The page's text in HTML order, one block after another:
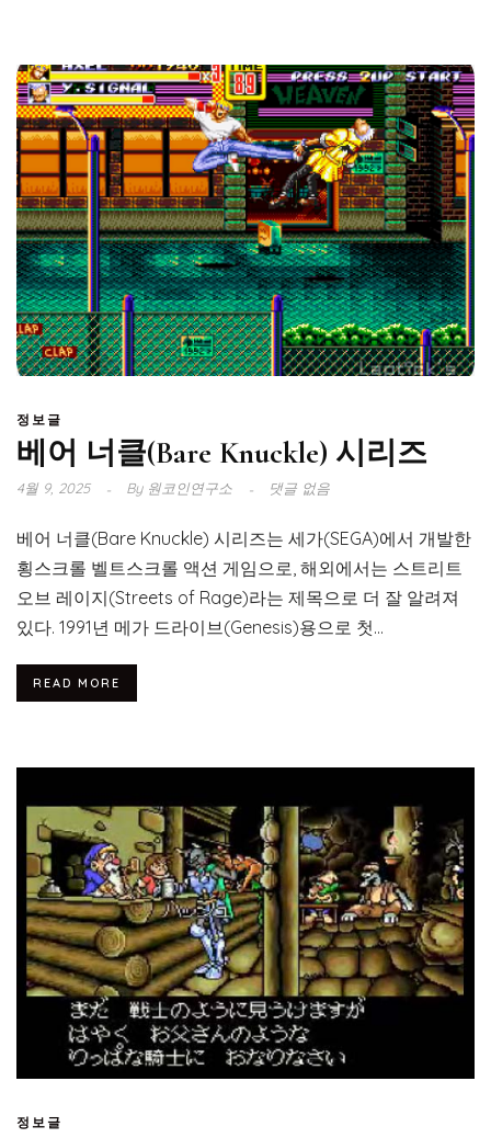
정보글
베어 너클(Bare Knuckle) 시리즈
4월 9, 2025 By원코인연구소 댓글 없음
베어 너클(Bare Knuckle) 시리즈는 세가(SEGA)에서 개발한
횡스크롤 벨트스크롤 액션 게임으로, 해외에서는 스트리트
오브 레이지(Streets of Rage)라는 제목으로 더 잘 알려져
있다. 1991년 메가 드라이브(Genesis)용으로 첫...
READ MORE
정보글